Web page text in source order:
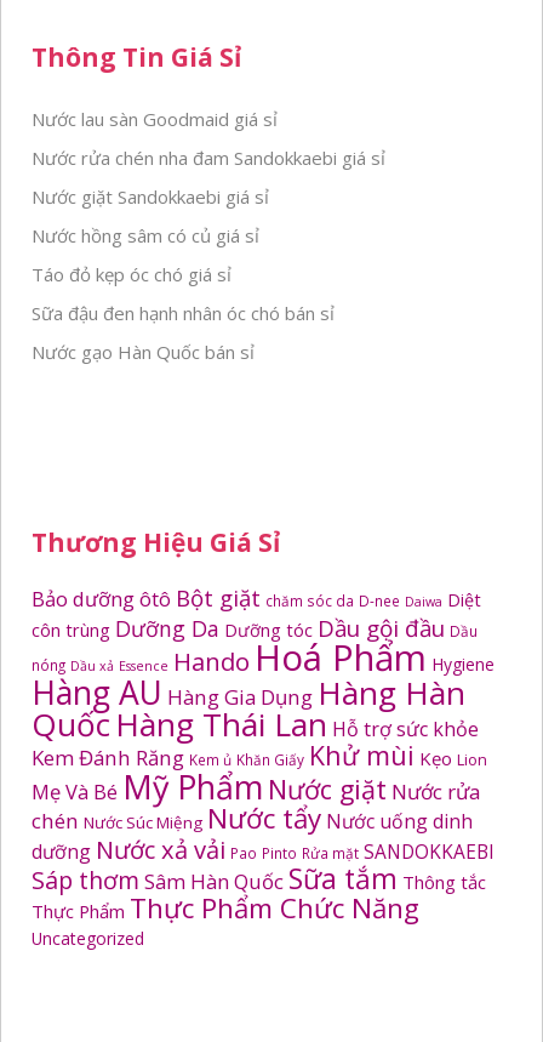
Thông Tin Giá Sỉ
Nước lau sàn Goodmaid giá sỉ
Nước rửa chén nha đam Sandokkaebi giá sỉ
Nước giặt Sandokkaebi giá sỉ
Nước hồng sâm có củ giá sỉ
Táo đỏ kẹp óc chó giá sỉ
Sữa đậu đen hạnh nhân óc chó bán sỉ
Nước gạo Hàn Quốc bán sỉ
Thương Hiệu Giá Sỉ
Bảo dưỡng ôtô Bột giặt chăm sóc da D-nee Daiwa Diệt
côn trùng Dưỡng Da Dưỡng tóc Dầu gội đầu Dầu
nóng Dầu xả Essence Hando Hoá Phẩm Hygiene
Hàng AU Hàng Gia Dụng Hàng Hàn
Quốc Hàng Thái Lan Hỗ trợ sức khỏe
Kem Đánh Răng Kem ủ Khăn Giấy Khử mùi Kẹo Lion
Mẹ Và Bé Mỹ Phẩm Nước giặt Nước rửa
chén Nước Súc Miệng Nước tẩy Nước uống dinh
dưỡng Nước xả vải Pao Pinto Rửa mặt SANDOKKAEBI
Sáp thơm Sâm Hàn Quốc Sữa tắm Thông tắc
Thực Phẩm Thực Phẩm Chức Năng
Uncategorized